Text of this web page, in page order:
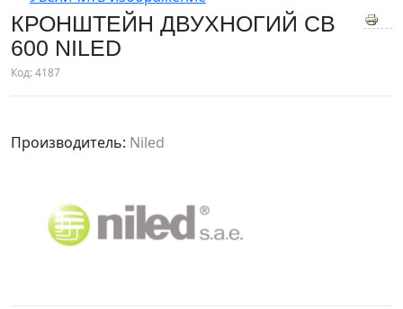
КРОНШТЕЙН ДВУХНОГИЙ СВ
600 NILED
Код:4187
Производитель: Niled